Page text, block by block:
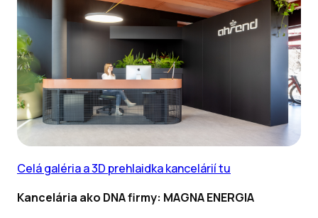
Celá galéria a 3D prehlaidka kancelárií tu
Kancelária ako DNA firmy: MAGNA ENERGIA